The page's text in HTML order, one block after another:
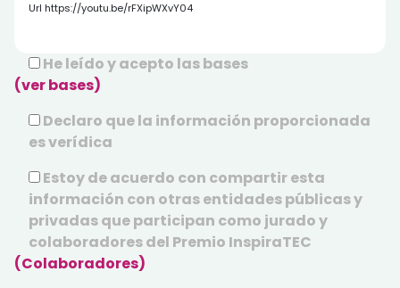
Url https://youtu.be/rFXipWXvY04
He leído y acepto las bases
(ver bases)
Declaro que la información proporcionada
es verídica
Estoy de acuerdo con compartir esta
información con otras entidades públicas y
privadas que participan como jurado y
colaboradores del Premio InspiraTEC
(Colaboradores)